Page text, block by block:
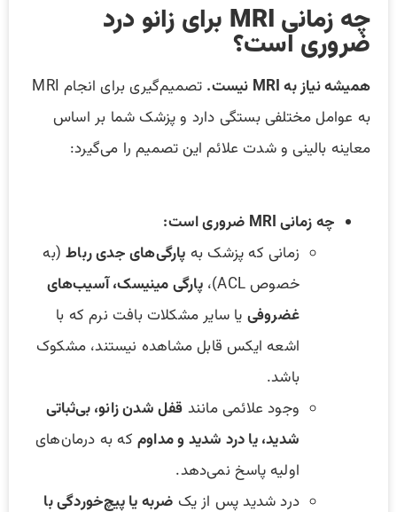
چه زمانی MRI برای زانو درد
ضروری است؟
همیشه نیاز به MRI نیست.
تصمیم‌گیری برای انجام MRI
به عوامل مختلفی بستگی دارد و پزشک شما بر اساس
معاینه بالینی و شدت علائم این تصمیم را می‌گیرد:
چه زمانی MRI ضروری است:
زمانی که پزشک به پارگی‌های جدی رباط(به
خصوص ACL)،
پارگی مینیسک، آسیب‌های
غضروفی یا سایر مشکلات بافت نرم که با
اشعه ایکس قابل مشاهده نیستند، مشکوک
باشد.
وجود علائمی مانند قفل شدن زانو، بی‌ثباتی
شدید، یا درد شدید و مداوم که به درمان‌های
اولیه پاسخ نمی‌دهد.
درد شدید پس از یک ضربه یا پیچ‌خوردگی با